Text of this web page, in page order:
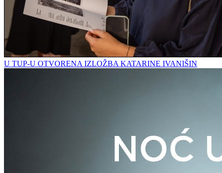
U TUP-U OTVORENA IZLOŽBA KATARINE IVANIŠIN